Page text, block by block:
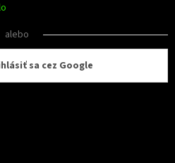
alebo
sa cez Google